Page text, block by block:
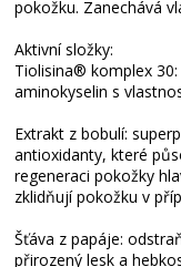
pokožku. Zanechává
Aktivní složky:
Tiolisina® komplex
aminokyselin s
Extrakt z bobulí:
antioxidanty, které
regeneraci pokožky
zklidňují pokožku v
Šťáva z papáje:
přirozený lesk a